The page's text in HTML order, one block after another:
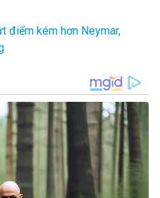
điểm kém hơn Neymar,